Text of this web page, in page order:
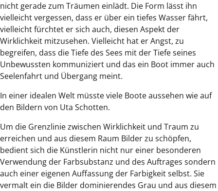
nicht gerade zum Träumen einlädt. Die Form lässt ihn
vielleicht vergessen, dass er über ein tiefes Wasser fährt,
vielleicht fürchtet er sich auch, diesen Aspekt der
Wirklichkeit mitzusehen. Vielleicht hat er Angst, zu
begreifen, dass die Tiefe des Sees mit der Tiefe seines
Unbewussten kommuniziert und das ein Boot immer auch
Seelenfahrt und Übergang meint.
In einer idealen Welt müsste viele Boote aussehen wie auf
den Bildern von Uta Schotten.
Um die Grenzlinie zwischen Wirklichkeit und Traum zu
erreichen und aus diesem Raum Bilder zu schöpfen,
bedient sich die Künstlerin nicht nur einer besonderen
Verwendung der Farbsubstanz und des Auftrages sondern
auch einer eigenen Auffassung der Farbigkeit selbst. Sie
vermalt ein die Bilder dominierendes Grau und aus diesem